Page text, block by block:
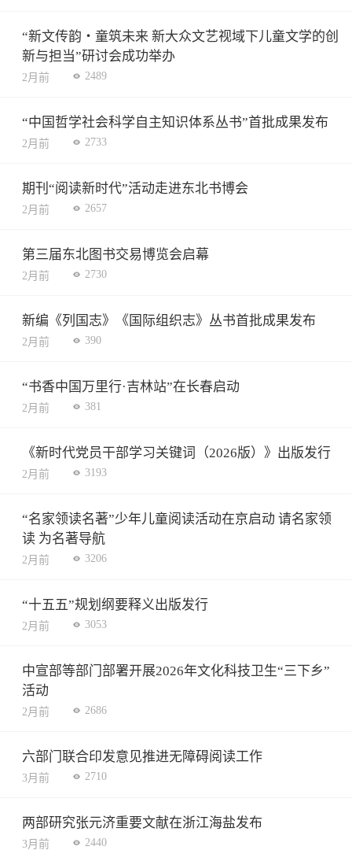
“新文传韵・童筑未来 新大众文艺视域下儿童文学的创
新与担当”研讨会成功举办
2月前 2489
“中国哲学社会科学自主知识体系丛书”首批成果发布
2月前 2733
期刊“阅读新时代”活动走进东北书博会
2月前 2657
第三届东北图书交易博览会启幕
2月前 2730
新编《列国志》《国际组织志》丛书首批成果发布
2月前 390
“书香中国万里行·吉林站”在长春启动
2月前 381
《新时代党员干部学习关键词（2026版）》出版发行
2月前 3193
“名家领读名著”少年儿童阅读活动在京启动 请名家领
读 为名著导航
2月前 3206
“十五五”规划纲要释义出版发行
2月前 3053
中宣部等部门部署开展2026年文化科技卫生“三下乡”
活动
2月前 2686
六部门联合印发意见推进无障碍阅读工作
3月前 2710
两部研究张元济重要文献在浙江海盐发布
3月前 2440